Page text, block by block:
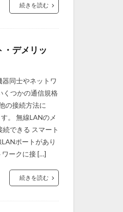
続きを読む
・デメリッ
同士やネットワ
くつかの通信規格
の接続方法に
。 無線LANのメ
できる スマート
ポートがあり
ワークに接 […]
続きを読む